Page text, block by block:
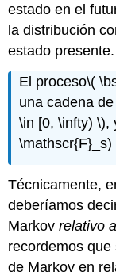
estado en el
la distribución
estado presente.
El proceso\(
una cadena
\in [0, \infty) \),
Técnicamente,
deberíamos
Markovrelativo a
recordemos que
de Markov en